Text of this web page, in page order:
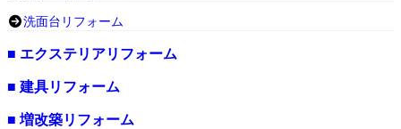
洗面台リフォーム
■ エクステリアリフォーム
■ 建具リフォーム
■ 増改築リフォーム